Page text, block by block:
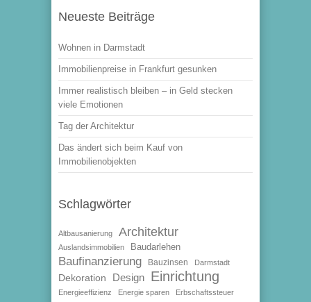
Neueste Beiträge
Wohnen in Darmstadt
Immobilienpreise in Frankfurt gesunken
Immer realistisch bleiben – in Geld stecken
viele Emotionen
Tag der Architektur
Das ändert sich beim Kauf von
Immobilienobjekten
Schlagwörter
Altbausanierung Architektur
Auslandsimmobilien Baudarlehen
Baufinanzierung Bauzinsen Darmstadt
Dekoration Design Einrichtung
Energieeffizienz Energie sparen Erbschaftssteuer